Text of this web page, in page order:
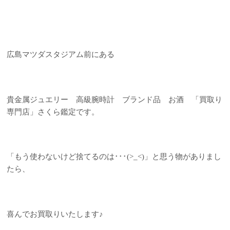
広島マツダスタジアム前にある
貴金属ジュエリー 高級腕時計 ブランド品 お酒 「買取り
専門店」さくら鑑定です。
「もう使わないけど捨てるのは･･･(>_<)」と思う物がありまし
たら、
喜んでお買取りいたします♪